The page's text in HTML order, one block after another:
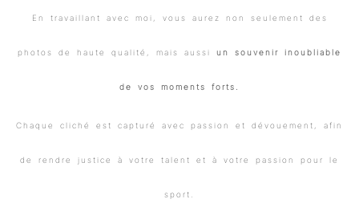
En travaillant avec moi, vous aurez non seulement des
photos de haute qualité, mais aussi un souvenir inoubliable
de vos moments forts.
Chaque cliché est capturé avec passion et dévouement, afin
de rendre justice à votre talent et à votre passion pour le
sport.